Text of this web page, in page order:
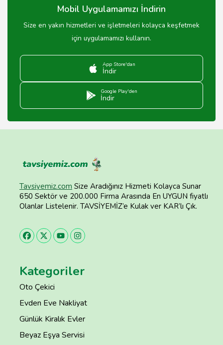
Mobil Uygulamamızı İndirin
Size en yakın hizmetleri ve işletmeleri kolayca keşfetmek
için uygulamamızı kullanın.
App Store'dan
İndir
Google Play'den
İndir
Tavsiyemiz.com Size Aradığınız Hizmeti Kolayca Sunar
650 Sektör ve 200.000 Firma Arasında En UYGUN fiyatlı
Olanlar Listelenir. TAVSİYEMİZ’e Kulak ver KAR’lı Çık.
Kategoriler
Oto Çekici
Evden Eve Nakliyat
Günlük Kiralık Evler
Beyaz Eşya Servisi